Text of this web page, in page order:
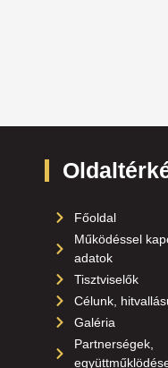
Főoldal
Működéssel
adatok
Tisztviselők
Célunk,
Galéria
Partnerségek,